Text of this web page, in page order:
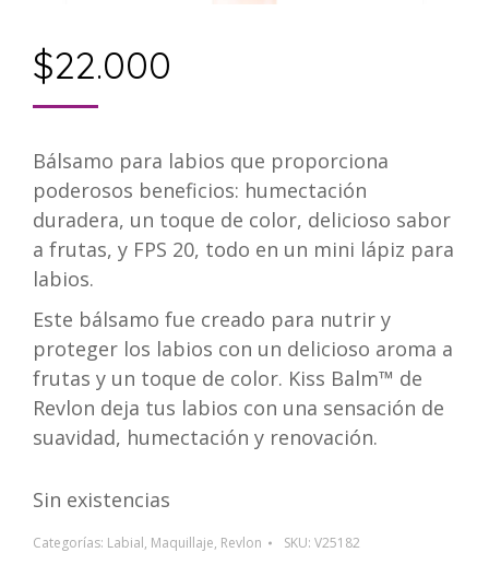
$22.000
Bálsamo para labios que proporciona
poderosos beneficios: humectación
duradera, un toque de color, delicioso sabor
a frutas, y FPS 20, todo en un mini lápiz para
labios.
Este bálsamo fue creado para nutrir y
proteger los labios con un delicioso aroma a
frutas y un toque de color. Kiss Balm™ de
Revlon deja tus labios con una sensación de
suavidad, humectación y renovación.
Sin existencias
Categorías: Labial, Maquillaje, Revlon SKU: V25182